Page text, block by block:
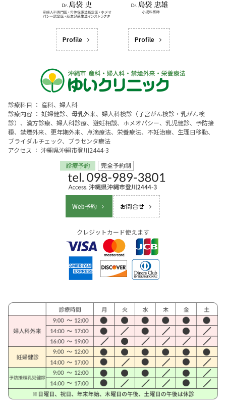
Profile Profile
診療科目 ： 産科、婦人科
診療内容 ： 妊婦健診、母乳外来、婦人科検診（子宮がん検診・乳がん検
診）、漢方診療、婦人科診療、避妊相談、ホメオパシー、乳児健診、予防接
種、禁煙外来、更年期外来、点滴療法、栄養療法、不妊治療、生理日移動、
ブライダルチェック、プラセンタ療法
アクセス ： 沖縄県沖縄市登川2444-3
Web予約 お問合せ
クレジットカード使えます